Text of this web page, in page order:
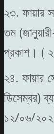
২৩. ফায়ার
তম
প্রকাশ। (
২৪. ফায়ার
ডিসেম্বর)
১২/০৬/